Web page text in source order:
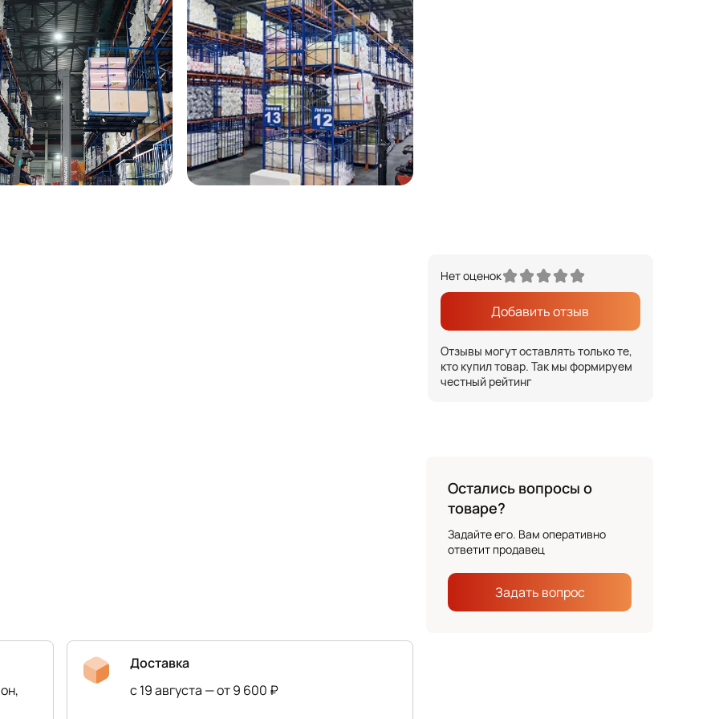
Нет оценок
Добавить отзыв
Отзывы могут оставлять только те,
кто купил товар. Так мы формируем
честный рейтинг
Доставка
с 19 августа — от 9 600 ₽
Остались вопросы о
товаре?
Задайте его. Вам оперативно
ответит продавец
Задать вопрос